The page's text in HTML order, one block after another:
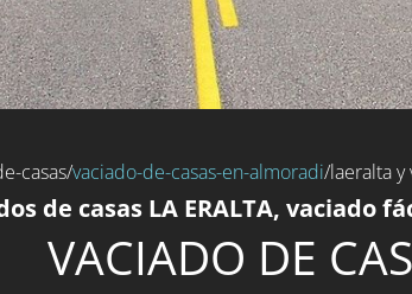
casas/vaciado-de-casas-en-almoradi/laeralta y
de casas LA ERALTA, vaciado
VACIADO DE